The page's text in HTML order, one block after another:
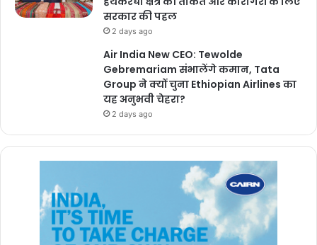
सरकार की पहल
2 days ago
Air India New CEO: Tewolde
Gebremariam संभालेंगे कमान, Tata
Group ने क्यों चुना Ethiopian Airlines का
यह अनुभवी चेहरा?
2 days ago